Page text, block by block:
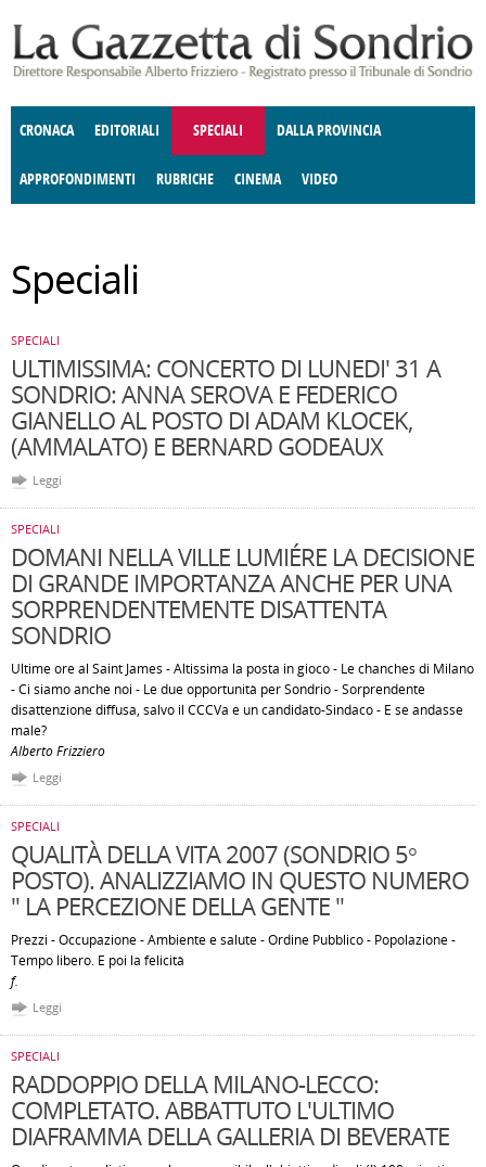
CRONACA EDITORIALI SPECIALI DALLA PROVINCIA
APPROFONDIMENTI
E SPETTACOLI POLITICA
RUBRICHE
DELLE IDEE FATTI DELLO SPIRITO
CINEMA VIDEO
Speciali
SPECIALI
ULTIMISSIMA: CONCERTO DI LUNEDI' 31 A
SONDRIO: ANNA SEROVA E FEDERICO
GIANELLO AL POSTO DI ADAM KLOCEK,
(AMMALATO) E BERNARD GODEAUX
Leggi
SPECIALI
DOMANI NELLA VILLE LUMIÉRE LA DECISIONE
DI GRANDE IMPORTANZA ANCHE PER UNA
SORPRENDENTEMENTE DISATTENTA
SONDRIO
Ultime ore al Saint James - Altissima la posta in gioco - Le chanches di Milano
- Ci siamo anche noi - Le due opportunità per Sondrio - Sorprendente
disattenzione diffusa, salvo il CCCVa e un candidato-Sindaco - E se andasse
male?
Alberto Frizziero
Leggi
SPECIALI
QUALITÀ DELLA VITA 2007 (SONDRIO 5°
POSTO). ANALIZZIAMO IN QUESTO NUMERO
" LA PERCEZIONE DELLA GENTE "
Prezzi - Occupazione - Ambiente e salute - Ordine Pubblico - Popolazione -
Tempo libero. E poi la felicità
f.
Leggi
SPECIALI
RADDOPPIO DELLA MILANO-LECCO:
COMPLETATO. ABBATTUTO L'ULTIMO
DIAFRAMMA DELLA GALLERIA DI BEVERATE